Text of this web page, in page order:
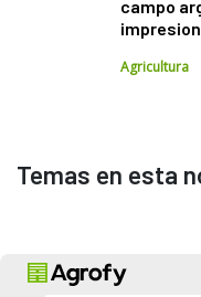
campo
Agricultura
Temas en esta